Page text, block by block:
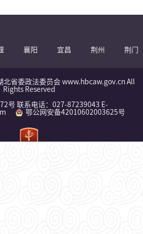
襄阳 宜昌 荆州 荆门
省委政法委员会 www.hbcaw.gov.cn All
Rights Reserved
号 联系电话：027-87239043 E-
鄂公网安备42010602003625号